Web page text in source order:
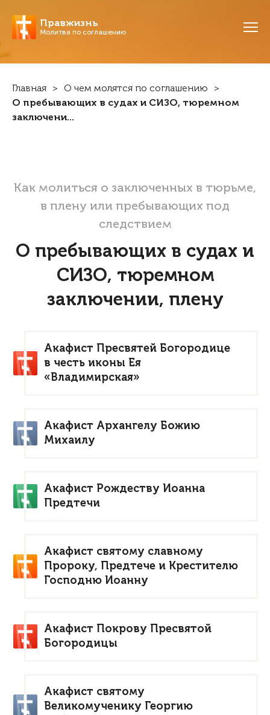
Правжизнь
Молитва по соглашению
Главная
О чем молятся по соглашению
О пребывающих в судах и СИЗО, тю­ремном
заключени...
Как молиться о заключенных в тюрьме,
в плену или пребывающих под
следствием
О пребывающих в судах и
СИЗО, тю­ремном
заключении, плену
Акафист Пресвятей Богородице
в честь иконы Ея
«Владимирская»
Акафист Архангелу Божию
Михаилу
Акафист Рождеству Иоанна
Предтечи
Акафист святому славному
Пророку, Предтече и Крестителю
Господню Иоанну
Акафист Покрову Пресвятой
Богородицы
Акафист святому
Великомученику Георгию